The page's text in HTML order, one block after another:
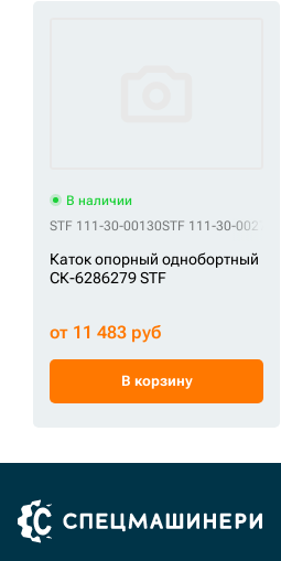
В наличии
STF 111-30-00130STF 111-30-00270
Каток опорный однобортный
СК-6286279 STF
от 11 483 руб
В корзину